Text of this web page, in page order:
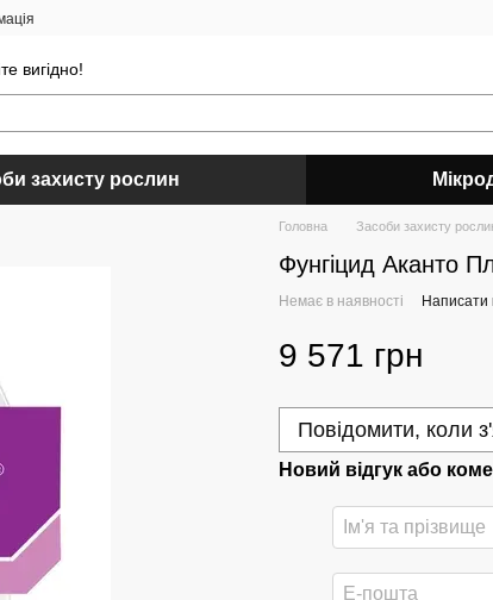
вигідно!
захисту рослин
Головна Засоби захисту
Фунгіцид Аканто
Немає в наявності Написати
9 571 грн
Повідомити, коли
Новий відгук або